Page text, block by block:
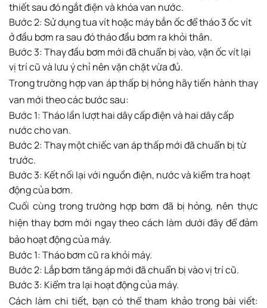
thiết sau đó ngắt điện và khóa van nước.
Bước 2: Sử dụng tua vít hoặc máy bắn ốc để tháo 3 ốc vít
ở đầu bơm ra sau đó tháo đầu bơm ra khỏi thân.
Bước 3: Thay đầu bơm mới đã chuẩn bị vào, vặn ốc vít lại
vị trí cũ và lưu ý chỉ nên vặn chặt vừa đủ.
Trong trường hợp van áp thấp bị hỏng hãy tiến hành thay
van mới theo các bước sau:
Bước 1: Tháo lần lượt hai dây cấp điện và hai dây cấp
nước cho van.
Bước 2: Thay một chiếc van áp thấp mới đã chuẩn bị từ
trước.
Bước 3: Kết nối lại với nguồn điện, nước và kiểm tra hoạt
động của bơm.
Cuối cùng trong trường hợp bơm đã bị hỏng, nên thực
hiện thay bơm mới ngay theo cách làm dưới đây để đảm
bảo hoạt động của máy.
Bước 1: Tháo bơm cũ ra khỏi máy.
Bước 2: Lắp bơm tăng áp mới đã chuẩn bị vào vị trí cũ.
Bước 3: Kiểm tra lại hoạt động của máy.
Cách làm chi tiết, bạn có thể tham khảo trong bài viết: